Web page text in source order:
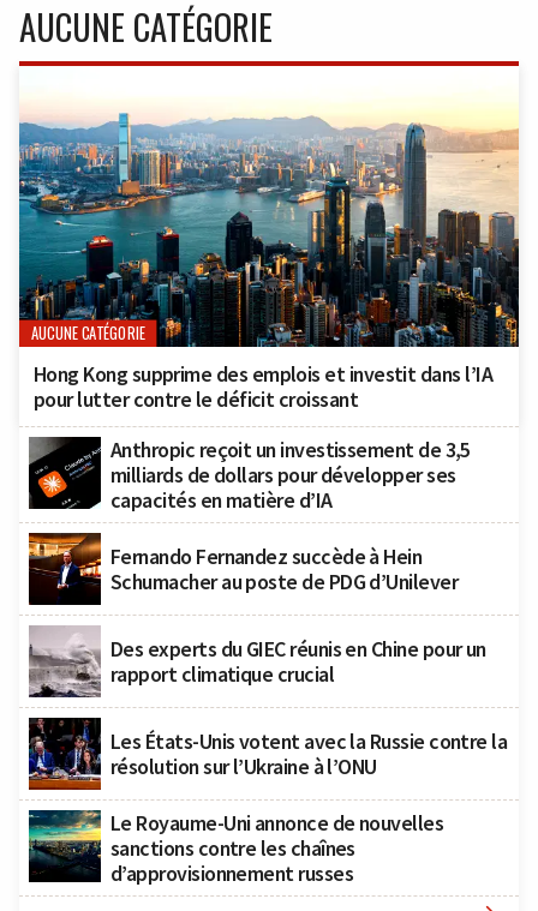
AUCUNE CATÉGORIE
AUCUNE CATÉGORIE
Hong Kong supprime des emplois et investit dans l’IA
pour lutter contre le déficit croissant
Anthropic reçoit un investissement de 3,5
milliards de dollars pour développer ses
capacités en matière d’IA
Fernando Fernandez succède à Hein
Schumacher au poste de PDG d’Unilever
Des experts du GIEC réunis en Chine pour un
rapport climatique crucial
Les États-Unis votent avec la Russie contre la
résolution sur l’Ukraine à l’ONU
Le Royaume-Uni annonce de nouvelles
sanctions contre les chaînes
d’approvisionnement russes